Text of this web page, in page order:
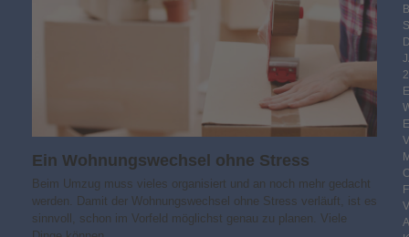
Ein Wohnungswechsel ohne Stress
Beim Umzug muss vieles organisiert und an noch mehr gedacht
werden. Damit der Wohnungswechsel ohne Stress verläuft, ist es
sinnvoll, schon im Vorfeld möglichst genau zu planen. Viele